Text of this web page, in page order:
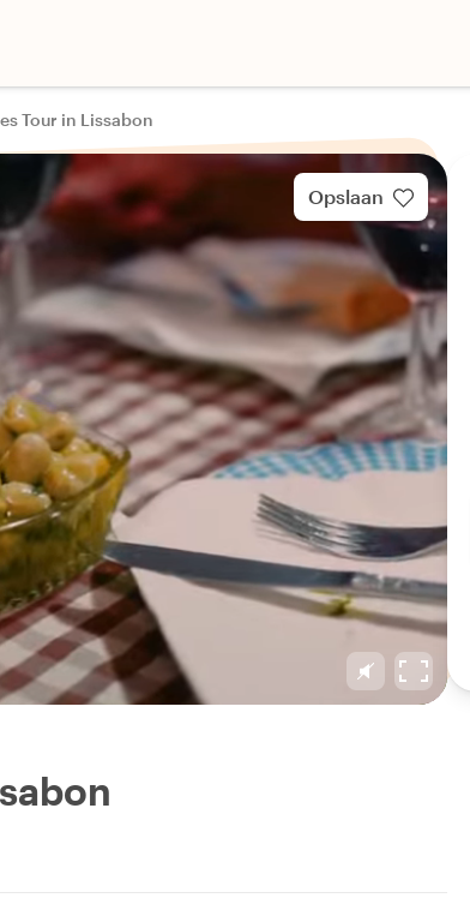
Tour in Lissabon
Opslaan